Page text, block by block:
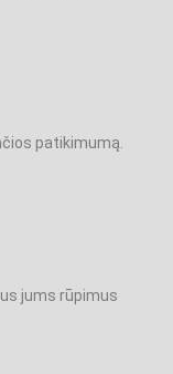
patikimumą.
jums rūpimus